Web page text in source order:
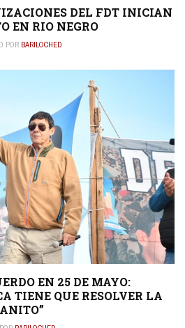
DEL FDT INICIAN
EN RIO NEGRO
POR BARILOCHED
EN 25 DE MAYO:
TIENE QUE RESOLVER LA